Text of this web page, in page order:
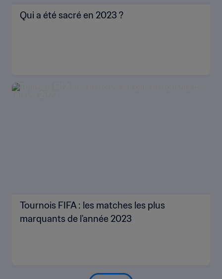
Qui a été sacré en 2023 ?
Tournois FIFA : les matches les plus
marquants de l'année 2023